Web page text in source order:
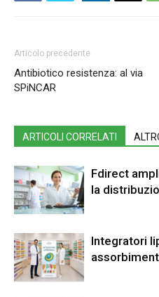
Articolo precedente
Antibiotico resistenza: al via
SPiNCAR
ARTICOLI CORRELATI
Fdirect
la
Integratori